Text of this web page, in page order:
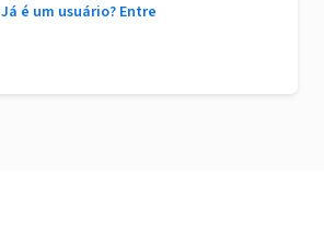
Já é um usuário? Entre